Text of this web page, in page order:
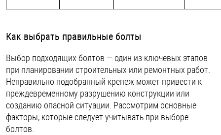
Как выбрать правильные болты
Выбор подходящих болтов — один из ключевых этапов
при планировании строительных или ремонтных работ.
Неправильно подобранный крепеж может привести к
преждевременному разрушению конструкции или
созданию опасной ситуации. Рассмотрим основные
факторы, которые следует учитывать при выборе
болтов.